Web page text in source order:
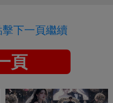
下一頁繼續
頁